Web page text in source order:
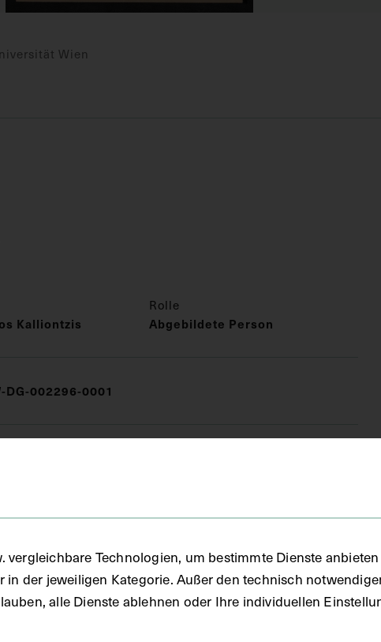
Wien
Rolle
Kalliontzis Abgebildete Person
DG-002296-0001
(DG)
vergleichbare Technologien, um bestimmte Dienste
in der jeweiligen Kategorie. Außer den technisch
alle Dienste ablehnen oder Ihre individuellen